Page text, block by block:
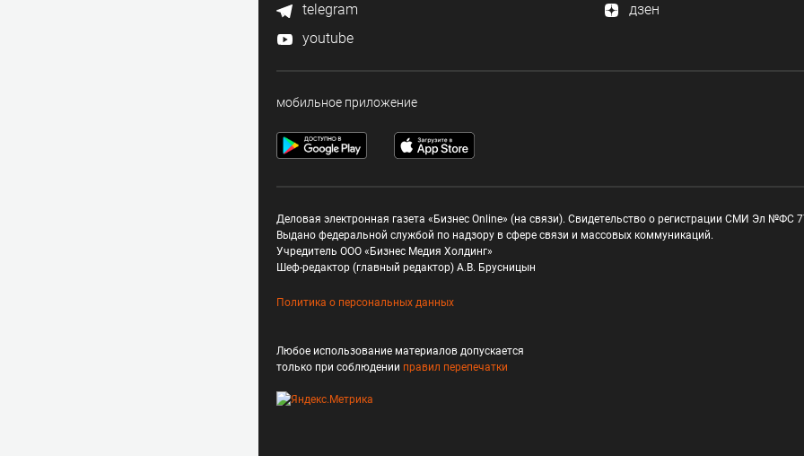
telegram
дзен
youtube
мобильное приложение
Деловая электронная газета «Бизнес Online» (на связи). Свидетельство о регистрации СМИ Эл №ФС
Выдано федеральной службой по надзору в сфере связи и массовых коммуникаций.
Учредитель ООО «Бизнес Медия Холдинг»
Шеф-редактор (главный редактор) А.В. Брусницын
Политика о персональных данных
Любое использование материалов допускается
только при соблюдении правил перепечатки